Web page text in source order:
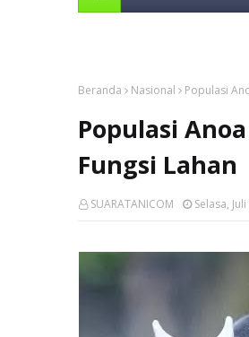
Beranda Nasional Populasi
Populasi
Fungsi Lahan
SUARATANICOM Selasa,